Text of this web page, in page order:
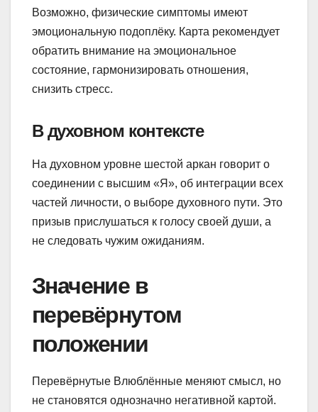
Возможно, физические симптомы имеют
эмоциональную подоплёку. Карта рекомендует
обратить внимание на эмоциональное
состояние, гармонизировать отношения,
снизить стресс.
В духовном контексте
На духовном уровне шестой аркан говорит о
соединении с высшим «Я», об интеграции всех
частей личности, о выборе духовного пути. Это
призыв прислушаться к голосу своей души, а
не следовать чужим ожиданиям.
Значение в
перевёрнутом
положении
Перевёрнутые Влюблённые меняют смысл, но
не становятся однозначно негативной картой.